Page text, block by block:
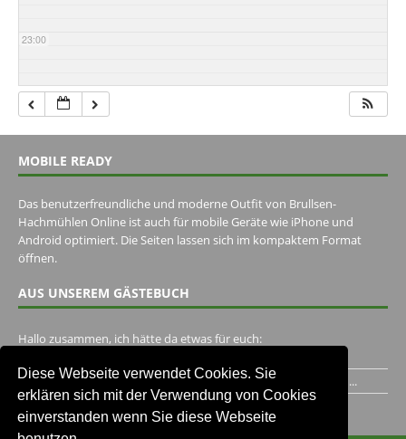
Diese Webseite verwendet Cookies. Sie
erklären sich mit der Verwendung von Cookies
einverstanden wenn Sie diese Webseite
23:00
MOBILE READY
Das benutzerfreundliche und moderne Outfit von Brullsen-
Hachmühlen Online ist auch für mobile Geräte wie iPhone und
Android optimiert. Die Seiten lassen sich im kompaktem Format
öffnen.
AUS UNSEREM GÄSTEBUCH
Hallo zusammen, ich hätte da etwas für euch:
Ich habe ein Jahr im Gasthaus Hugo Pape verbracht..Habe ihn...
Unser Gästebuch besuchen